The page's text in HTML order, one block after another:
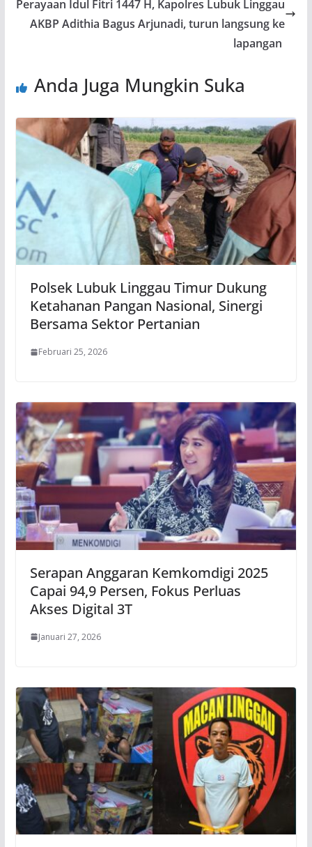
Perayaan Idul Fitri 1447 H, Kapolres Lubuk Linggau
AKBP Adithia Bagus Arjunadi, turun langsung ke
lapangan
Anda Juga Mungkin Suka
Polsek Lubuk Linggau Timur Dukung
Ketahanan Pangan Nasional, Sinergi
Bersama Sektor Pertanian
Februari 25, 2026
Serapan Anggaran Kemkomdigi 2025
Capai 94,9 Persen, Fokus Perluas
Akses Digital 3T
Januari 27, 2026